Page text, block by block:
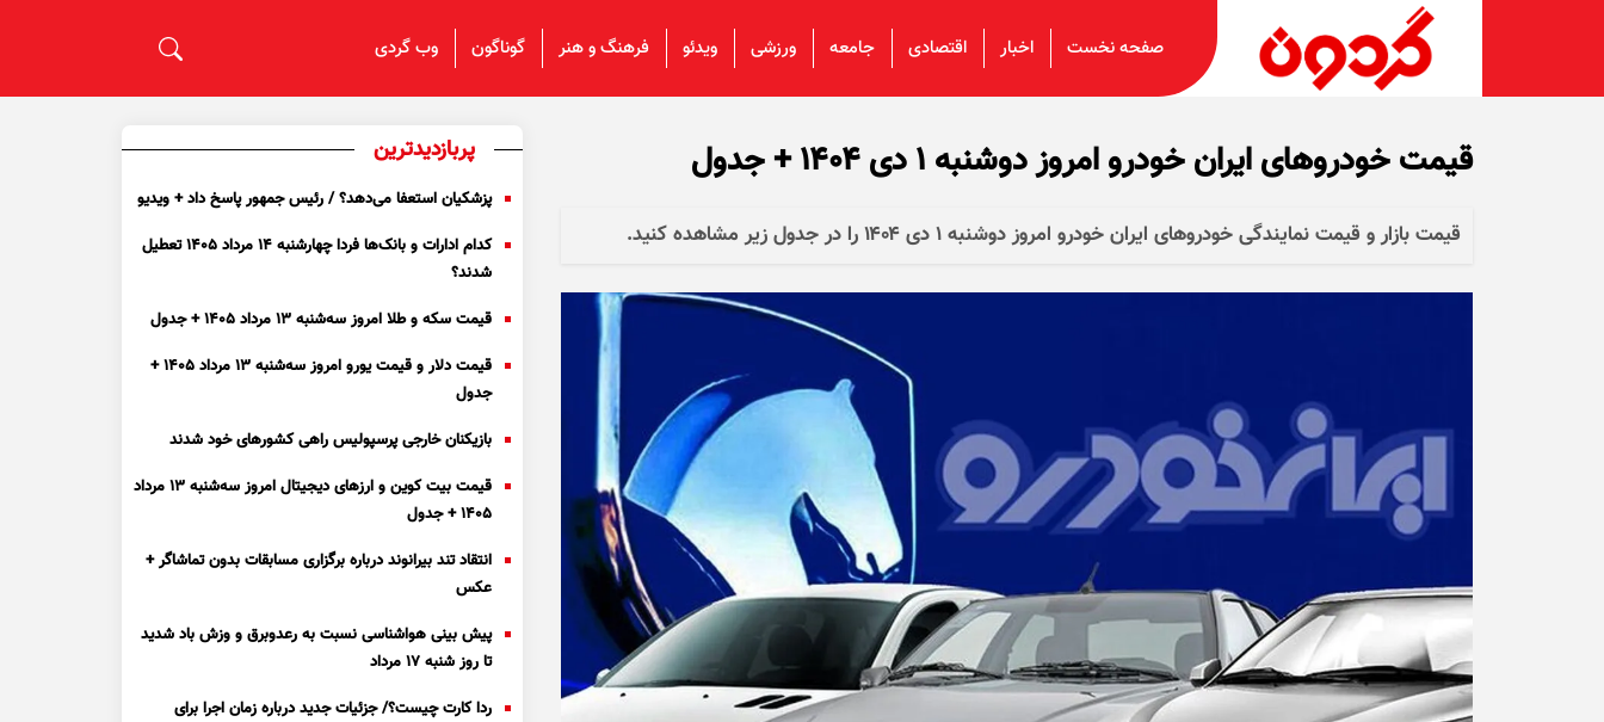
صفحه نخست اخبار اقتصادی جامعه ورزشی ویدئو فرهنگ و هنر گوناگون وب گردی
قیمت خودرو‌های ایران خودرو امروز دوشنبه ۱ دی ۱۴۰۴ + جدول
قیمت بازار و قیمت نمایندگی خودرو‌های ایران خودرو امروز دوشنبه ۱ دی ۱۴۰۴ را در جدول زیر مشاهده کنید.
پربازدیدترین
پزشکیان استعفا می‌دهد؟ / رئیس جمهور پاسخ داد + ویدیو
کدام ادارات و بانک‌ها فردا چهارشنبه ۱۴ مرداد ۱۴۰۵ تعطیل
شدند؟
قیمت سکه و طلا امروز سه‌شنبه ۱۳ مرداد ۱۴۰۵ + جدول
قیمت دلار و قیمت یورو امروز سه‌شنبه ۱۳ مرداد ۱۴۰۵ +
جدول
بازیکنان خارجی پرسپولیس راهی کشور‌های خود شدند
قیمت بیت کوین و ارز‌های دیجیتال امروز سه‌شنبه ۱۳ مرداد
۱۴۰۵ + جدول
انتقاد تند بیرانوند درباره برگزاری مسابقات بدون تماشاگر +
عکس
پیش بینی هواشناسی نسبت به رعدوبرق و وزش باد شدید
تا روز شنبه ۱۷ مرداد
ردا کارت چیست؟/ جزئیات جدید درباره زمان اجرا برای